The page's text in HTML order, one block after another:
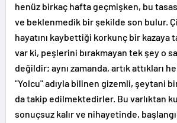
henüz birkaç hafta geçmişken, bu
ve beklenmedik bir şekilde son bulur.
hayatını kaybettiği korkunç bir kazaya
var ki, peşlerini bırakmayan tek şey o
değildir; aynı zamanda, artık attıkları
"Yolcu" adıyla bilinen gizemli, şeytani
da takip edilmektedirler. Bu varlıktan
sonuçsuz kalır ve nihayetinde,